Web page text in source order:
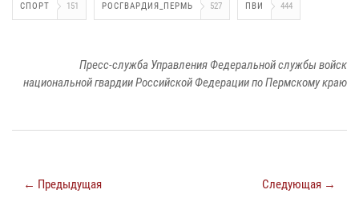
СПОРТ 151 РОСГВАРДИЯ_ПЕРМЬ 527 ПВИ 444
Пресс-служба Управления Федеральной службы войск
национальной гвардии Российской Федерации по Пермскому краю
← Предыдущая Следующая →